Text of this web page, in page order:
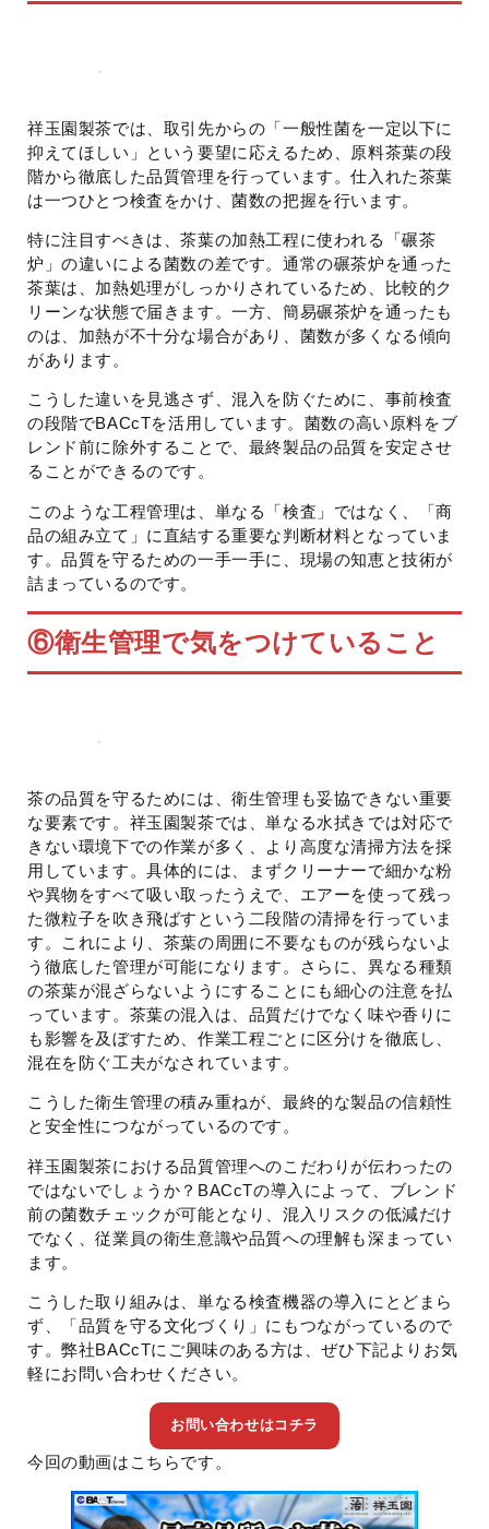
祥玉園製茶では、取引先からの「一般性菌を一定以下に
抑えてほしい」という要望に応えるため、原料茶葉の段
階から徹底した品質管理を行っています。仕入れた茶葉
は一つひとつ検査をかけ、菌数の把握を行います。
特に注目すべきは、茶葉の加熱工程に使われる「碾茶
炉」の違いによる菌数の差です。通常の碾茶炉を通った
茶葉は、加熱処理がしっかりされているため、比較的ク
リーンな状態で届きます。一方、簡易碾茶炉を通ったも
のは、加熱が不十分な場合があり、菌数が多くなる傾向
があります。
こうした違いを見逃さず、混入を防ぐために、事前検査
の段階でBACcTを活用しています。菌数の高い原料をブ
レンド前に除外することで、最終製品の品質を安定させ
ることができるのです。
このような工程管理は、単なる「検査」ではなく、「商
品の組み立て」に直結する重要な判断材料となっていま
す。品質を守るための一手一手に、現場の知恵と技術が
詰まっているのです。
⑥衛生管理で気をつけていること
茶の品質を守るためには、衛生管理も妥協できない重要
な要素です。祥玉園製茶では、単なる水拭きでは対応で
きない環境下での作業が多く、より高度な清掃方法を採
用しています。具体的には、まずクリーナーで細かな粉
や異物をすべて吸い取ったうえで、エアーを使って残っ
た微粒子を吹き飛ばすという二段階の清掃を行っていま
す。これにより、茶葉の周囲に不要なものが残らないよ
う徹底した管理が可能になります。さらに、異なる種類
の茶葉が混ざらないようにすることにも細心の注意を払
っています。茶葉の混入は、品質だけでなく味や香りに
も影響を及ぼすため、作業工程ごとに区分けを徹底し、
混在を防ぐ工夫がなされています。
こうした衛生管理の積み重ねが、最終的な製品の信頼性
と安全性につながっているのです。
祥玉園製茶における品質管理へのこだわりが伝わったの
ではないでしょうか？BACcTの導入によって、ブレンド
前の菌数チェックが可能となり、混入リスクの低減だけ
でなく、従業員の衛生意識や品質への理解も深まってい
ます。
こうした取り組みは、単なる検査機器の導入にとどまら
ず、「品質を守る文化づくり」にもつながっているので
す。弊社BACcTにご興味のある方は、ぜひ下記よりお気
軽にお問い合わせください。
お問い合わせはコチラ
今回の動画はこちらです。